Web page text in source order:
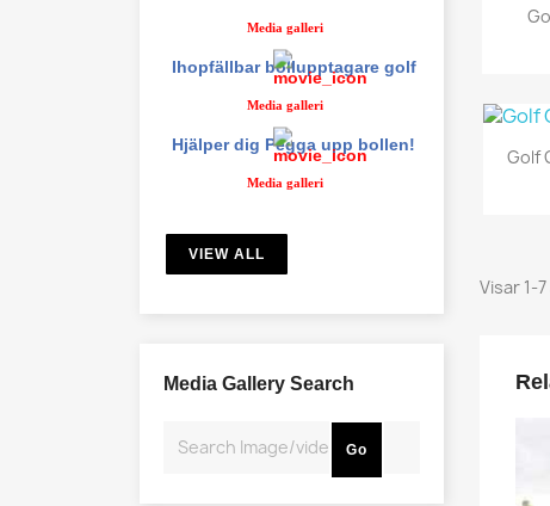
Media galleri
Ihopfällbar bollupptagare golf
Media galleri
Hjälper dig Pegga upp bollen!
Media galleri
VIEW ALL
Media Gallery Search
Go
Golf
Visar 1-